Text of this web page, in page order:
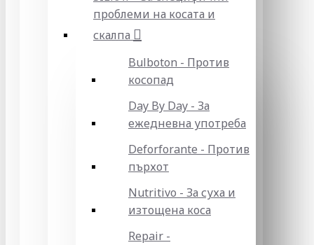
проблеми на косата и
скалпа
Bulboton - Против
косопад
Day By Day - За
ежедневна употреба
Deforforante - Против
пърхот
Nutritivo - За суха и
изтощена коса
Repair -